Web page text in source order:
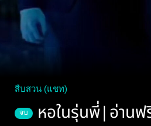
สืบสวน (แชท)
จบ หอในรุ่นพี่|อ่านฟ